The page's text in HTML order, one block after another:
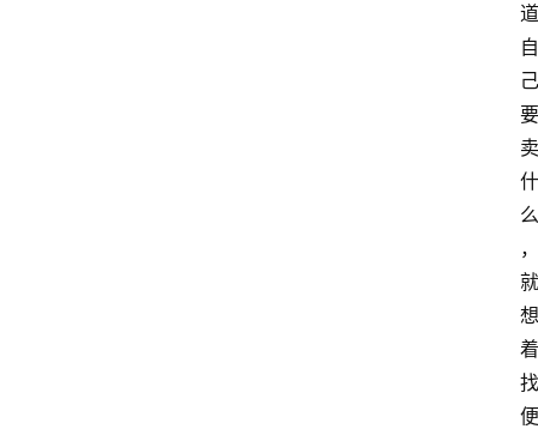
道
自
己
要
卖
什
么
，
就
想
着
找
便